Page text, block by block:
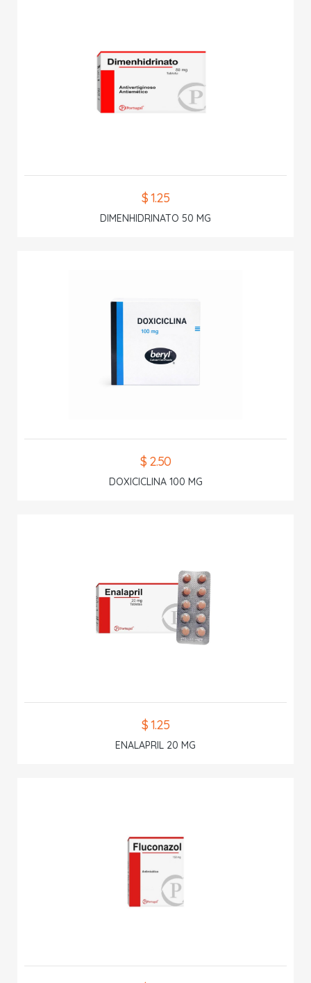
$ 1.25
DIMENHIDRINATO 50 MG
$ 2.50
DOXICICLINA 100 MG
$ 1.25
ENALAPRIL 20 MG